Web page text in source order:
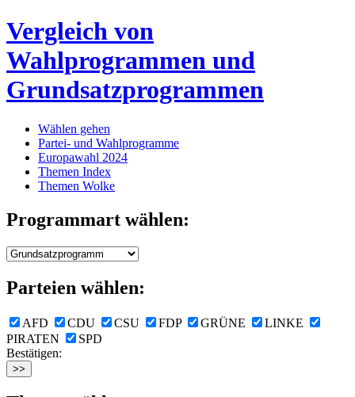
Vergleich von
Wahlprogrammen und
Grundsatzprogrammen
Wählen gehen
Partei- und Wahlprogramme
Europawahl 2024
Themen Index
Themen Wolke
Programmart wählen:
Parteien wählen:
AFD CDU CSU FDP GRÜNE
LINKE
PIRATEN
SPD
Bestätigen: